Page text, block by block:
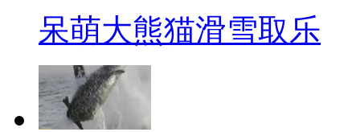
呆萌大熊猫滑雪取乐